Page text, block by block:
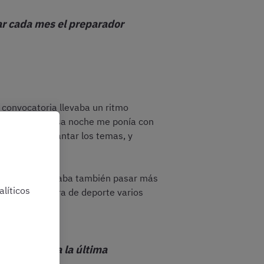
cada mes el preparador
llevaba un ritmo
libre y esa noche me ponía con
al salir de cantar los temas, y
y eso implicaba también pasar más
media hora de deporte varios
todo para la última